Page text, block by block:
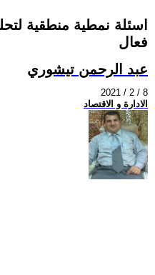
اسئلة نمطية منطقية
فعال
عبد الرحمن تيشوري
2021 / 2 / 8
الادارة و الاقتصاد